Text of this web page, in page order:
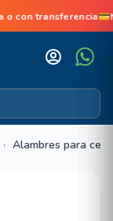
› Alambres para